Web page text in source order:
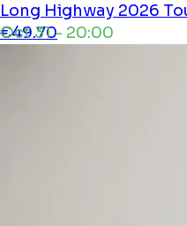
Long Highway 2026
Oct 31 - 20:00
€49.70